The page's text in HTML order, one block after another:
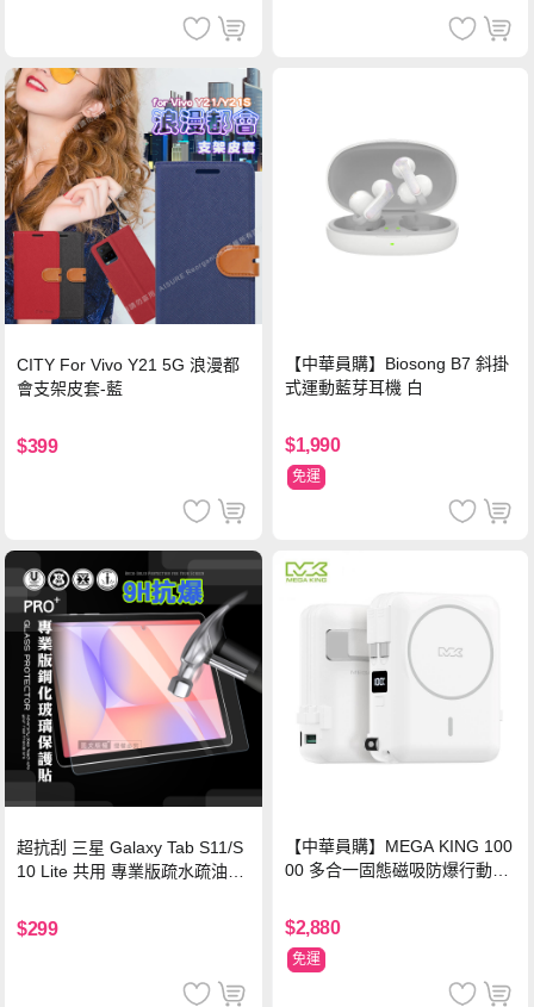
CITY For Vivo Y21 5G 浪漫都
會支架皮套-藍
$399
【中華員購】Biosong B7 斜掛
式運動藍芽耳機 白
$1,990
免運
超抗刮 三星 Galaxy Tab S11/S
10 Lite 共用 專業版疏水疏油9H
$299
【中華員購】MEGA KING 100
00 多合一固態磁吸防爆行動電
$2,880
免運